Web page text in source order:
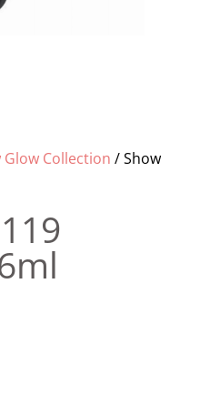
Glow Collection / Show